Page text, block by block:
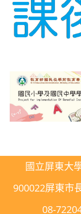
國立屏東大
900022屏東市
08-